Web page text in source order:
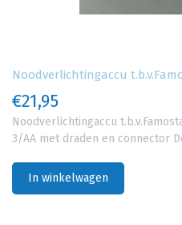
Noodverlichtingaccu
€21,95
Noodverlichtingaccu
3/AA met draden en connector
In winkelwagen